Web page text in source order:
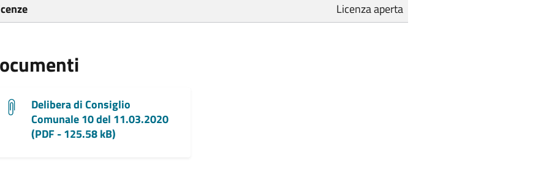
Licenza aperta
Delibera di Consiglio
Comunale 10 del 11.03.2020
(PDF - 125.58 kB)